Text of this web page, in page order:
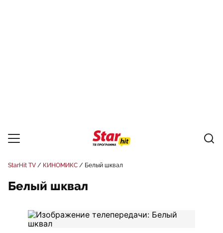
StarHit TV КИНОМИКС Белый шквал
Белый шквал